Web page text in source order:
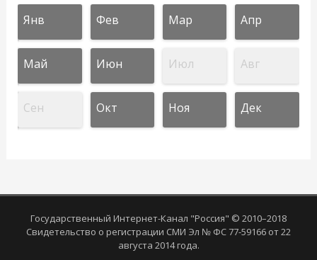
Янв Фев Мар Апр
Май Июн Июл Авг
Сен Окт Ноя Дек
Государственный Интернет-Канал "Россия" © 2010–2018
Свидетельство о регистрации СМИ Эл № ФС 77-59166 от 22
августа 2014 года.